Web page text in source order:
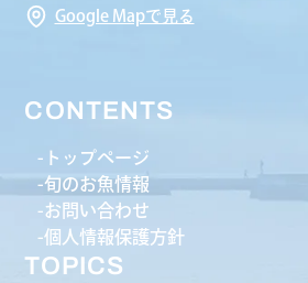
Google Mapで見る
CONTENTS
トップページ
旬のお魚情報
お問い合わせ
個人情報保護方針
TOPICS